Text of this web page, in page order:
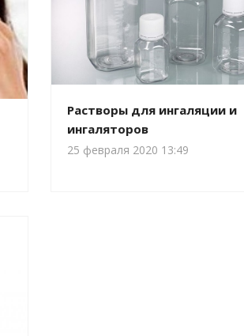
Растворы для ингаляции и
ингаляторов
25 февраля 2020 13:49